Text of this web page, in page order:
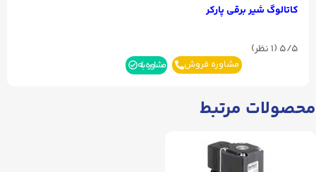
کاتالوگ شیر برقی پارکر
5/5 (۱ نظر)
مشاوره فروش مشاوره بله
محصولات مرتبط